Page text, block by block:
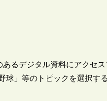
るデジタル資料にアクセス
球」等のトピックを選択す